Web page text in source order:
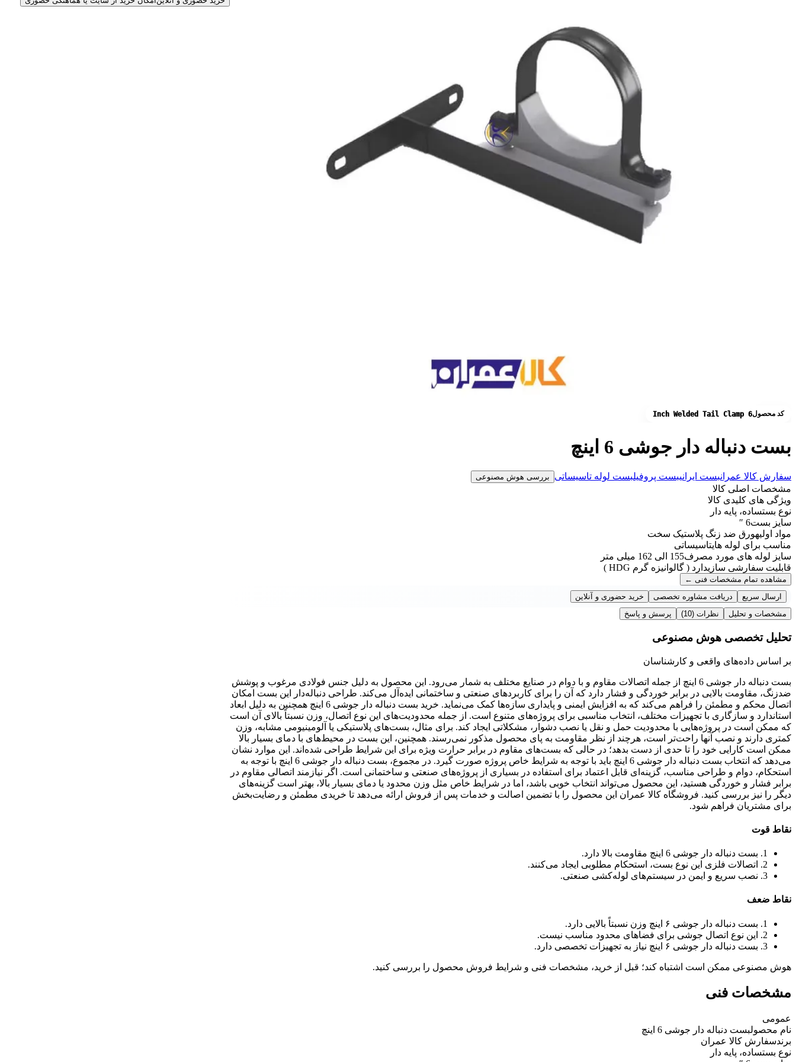
کد محصولInch Welded Tail Clamp 6
بست دنباله دار جوشی 6 اینچ
سفارش کالا عمرانبست ایرانیبست پروفیلبست لوله تاسیساتی بررسی هوش مصنوعی
مشخصات اصلی کالا
ویژگی های کلیدی کالا
نوع بستساده، پایه دار
سایز بست6 ″
مواد اولیهورق ضد زنگ پلاستیک سخت
مناسب برای لوله هایتاسیساتی
سایز لوله های مورد مصرف155 الی 162 میلی متر
قابلیت سفارشی سازیدارد ( گالوانیزه گرم HDG )
مشاهده تمام مشخصات فنی ←
ارسال سریع
دریافت مشاوره تخصصی
خرید حضوری و آنلاین
مشخصات و تحلیل
نظرات (10) پرسش و پاسخ
تحلیل تخصصی هوش مصنوعی
بر اساس داده‌های واقعی و کارشناسان
بست دنباله دار جوشی 6 اینچ از جمله اتصالات مقاوم و با دوام در صنایع مختلف به شمار می‌رود. این محصول به دلیل جنس فولادی مرغوب و پوشش
ضدزنگ، مقاومت بالایی در برابر خوردگی و فشار دارد که آن را برای کاربردهای صنعتی و ساختمانی ایده‌آل می‌کند. طراحی دنباله‌دار این بست امکان
اتصال محکم و مطمئن را فراهم می‌کند که به افزایش ایمنی و پایداری سازه‌ها کمک می‌نماید. خرید بست دنباله دار جوشی 6 اینچ همچنین به دلیل ابعاد
استاندارد و سازگاری با تجهیزات مختلف، انتخاب مناسبی برای پروژه‌های متنوع است. از جمله محدودیت‌های این نوع اتصال، وزن نسبتاً بالای آن است
که ممکن است در پروژه‌هایی با محدودیت حمل و نقل یا نصب دشوار، مشکلاتی ایجاد کند. برای مثال، بست‌های پلاستیکی یا آلومینیومی مشابه، وزن
کمتری دارند و نصب آنها راحت‌تر است، هرچند از نظر مقاومت به پای محصول مذکور نمی‌رسند. همچنین، این بست در محیط‌های با دمای بسیار بالا
ممکن است کارایی خود را تا حدی از دست بدهد؛ در حالی که بست‌های مقاوم در برابر حرارت ویژه برای این شرایط طراحی شده‌اند. این موارد نشان
می‌دهد که انتخاب بست دنباله دار جوشی 6 اینچ باید با توجه به شرایط خاص پروژه صورت گیرد. در مجموع، بست دنباله دار جوشی 6 اینچ با توجه به
استحکام، دوام و طراحی مناسب، گزینه‌ای قابل اعتماد برای استفاده در بسیاری از پروژه‌های صنعتی و ساختمانی است. اگر نیازمند اتصالی مقاوم در
برابر فشار و خوردگی هستید، این محصول می‌تواند انتخاب خوبی باشد، اما در شرایط خاص مثل وزن محدود یا دمای بسیار بالا، بهتر است گزینه‌های
دیگر را نیز بررسی کنید. فروشگاه کالا عمران این محصول را با تضمین اصالت و خدمات پس از فروش ارائه می‌دهد تا خریدی مطمئن و رضایت‌بخش
برای مشتریان فراهم شود.
نقاط قوت
1. بست دنباله دار جوشی 6 اینچ مقاومت بالا دارد.
2. اتصالات فلزی این نوع بست، استحکام مطلوبی ایجاد می‌کنند.
3. نصب سریع و ایمن در سیستم‌های لوله‌کشی صنعتی.
نقاط ضعف
1. بست دنباله دار جوشی ۶ اینچ وزن نسبتاً بالایی دارد.
2. این نوع اتصال جوشی برای فضاهای محدود مناسب نیست.
3. بست دنباله دار جوشی ۶ اینچ نیاز به تجهیزات تخصصی دارد.
هوش مصنوعی ممکن است اشتباه کند؛ قبل از خرید، مشخصات فنی و شرایط فروش محصول را بررسی کنید.
مشخصات فنی
عمومی
نام محصولبست دنباله دار جوشی 6 اینچ
برندسفارش کالا عمران
نوع بستساده، پایه دار